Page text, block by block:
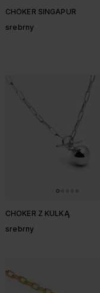
CHOKER SINGAPUR
srebrny
CHOKER Z KULKĄ
srebrny